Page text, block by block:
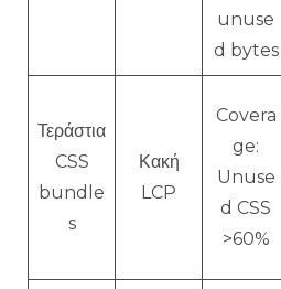
unuse
d bytes
Τεράστια
CSS
bundle
s
Κακή
LCP
Covera
ge:
Unuse
d CSS
>60%